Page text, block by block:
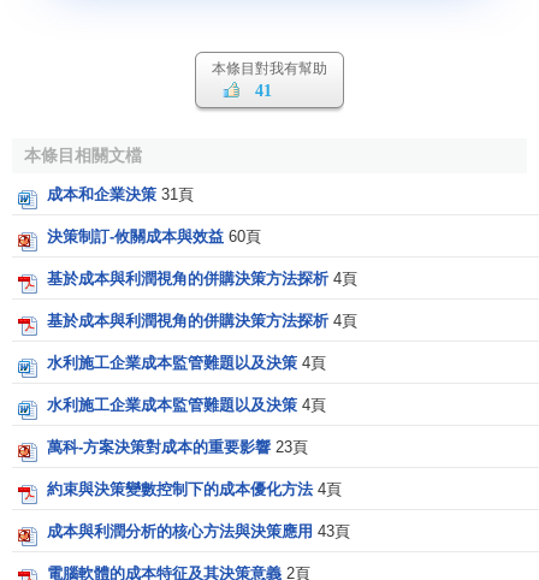
本條目對我有幫助
41
本條目相關文檔
成本和企業決策 31頁
決策制訂-攸關成本與效益 60頁
基於成本與利潤視角的併購決策方法探析 4頁
基於成本與利潤視角的併購決策方法探析 4頁
水利施工企業成本監管難題以及決策 4頁
水利施工企業成本監管難題以及決策 4頁
萬科-方案決策對成本的重要影響 23頁
約束與決策變數控制下的成本優化方法 4頁
成本與利潤分析的核心方法與決策應用 43頁
電腦軟體的成本特征及其決策意義 2頁